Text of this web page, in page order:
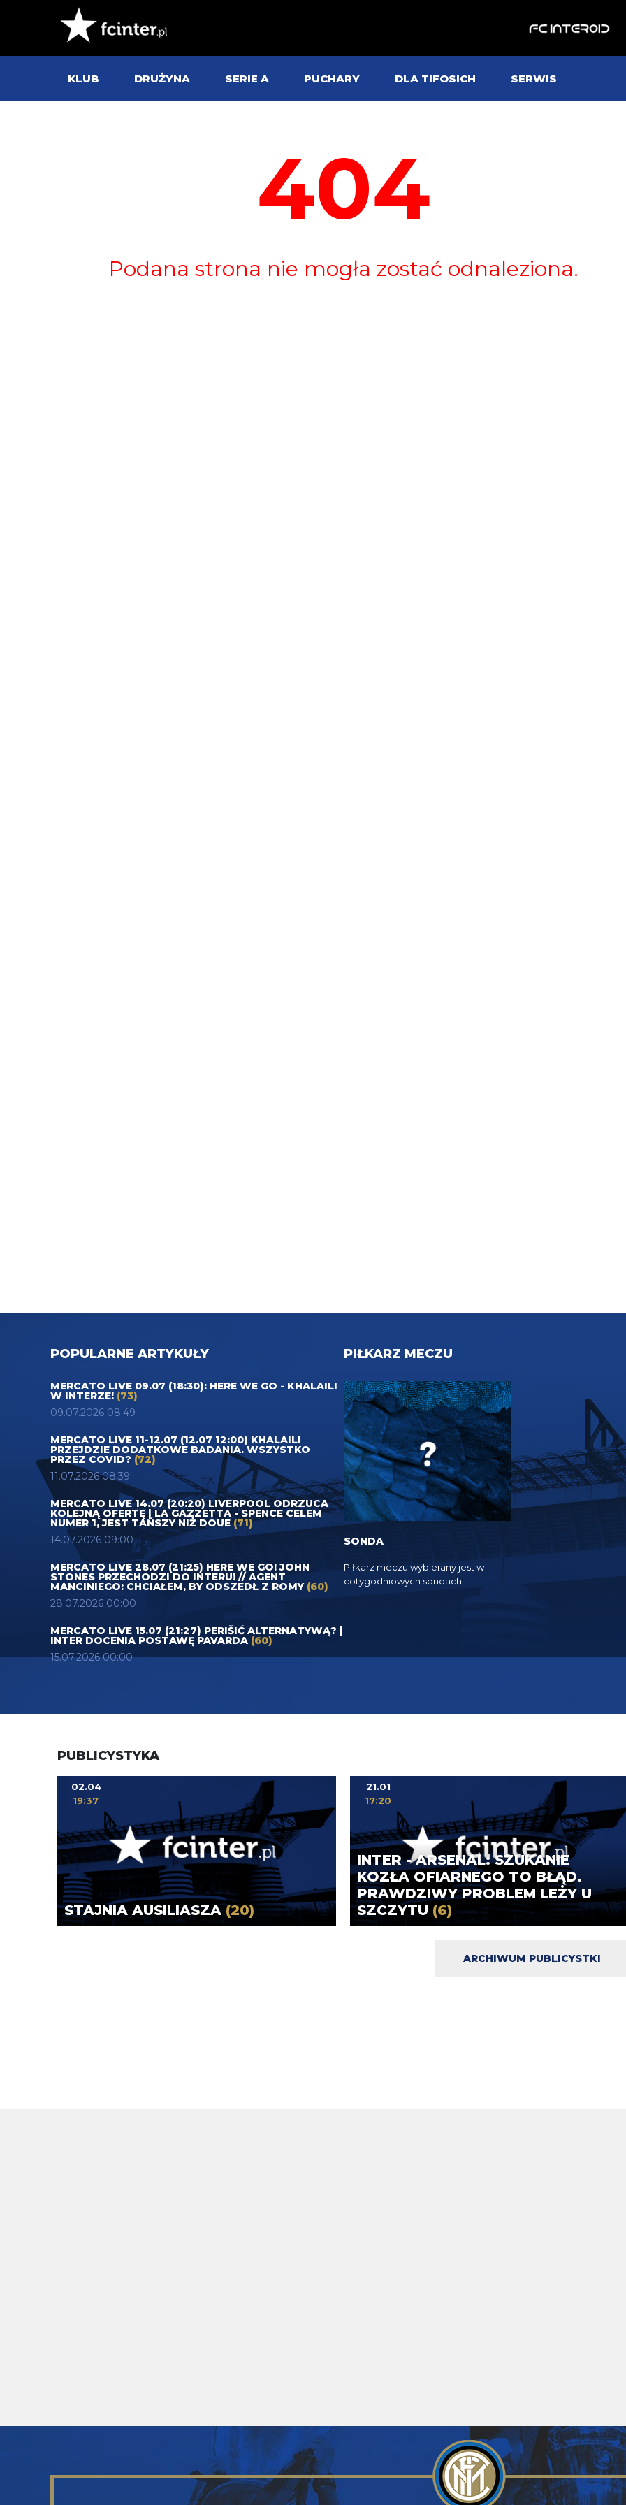
KLUB DRUŻYNA SERIE A PUCHARY DLA TIFOSICH SERWIS
404
Podana strona nie mogła zostać odnaleziona.
POPULARNE ARTYKUŁY
MERCATO LIVE 09.07 (18:30): HERE WE GO - KHALAILI
W INTERZE! (73)
09.07.2026 08:49
MERCATO LIVE 11-12.07 (12.07 12:00) KHALAILI
PRZEJDZIE DODATKOWE BADANIA. WSZYSTKO
PRZEZ COVID? (72)
11.07.2026 08:39
MERCATO LIVE 14.07 (20:20) LIVERPOOL ODRZUCA
KOLEJNĄ OFERTĘ | LA GAZZETTA - SPENCE CELEM
NUMER 1, JEST TAŃSZY NIŻ DOUE(71)
14.07.2026 09:00
MERCATO LIVE 28.07 (21:25) HERE WE GO! JOHN
STONES PRZECHODZI DO INTERU! // AGENT
MANCINIEGO: CHCIAŁEM, BY ODSZEDŁ Z ROMY (60)
28.07.2026 00:00
MERCATO LIVE 15.07 (21:27) PERIŠIĆ ALTERNATYWĄ? |
INTER DOCENIA POSTAWĘ PAVARDA (60)
15.07.2026 00:00
PIŁKARZ MECZU
SONDA
Piłkarz meczu wybierany jest w
cotygodniowych sondach.
PUBLICYSTYKA
STAJNIA AUSILIASZA(20)
02.04
19:37
INTER - ARSENAL: SZUKANIE
KOZŁA OFIARNEGO TO BŁĄD.
PRAWDZIWY PROBLEM LEŻY U
SZCZYTU (6)
21.01
17:20
ARCHIWUM PUBLICYSTKI